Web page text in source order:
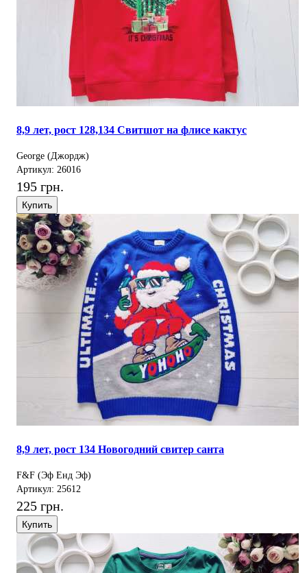
8,9 лет, рост 128,134 Свитшот на флисе кактус
George (Джордж)
Артикул: 26016
195 грн.
Купить
8,9 лет, рост 134 Новогодний свитер санта
F&F (Эф Енд Эф)
Артикул: 25612
225 грн.
Купить